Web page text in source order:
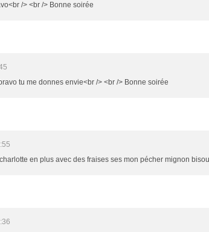
/> <br /> Bonne soirée
tu me donnes envie<br /> <br /> Bonne soirée
en plus avec des fraises ses mon pécher mignon